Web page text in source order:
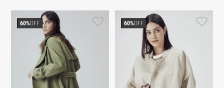
60%OFF 60%OFF